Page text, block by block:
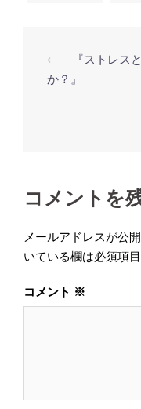
投
稿
シ
ョ
ン
⟵
『ストレス
か？』
コメントを
メールアドレスが公
いている欄は必須項
コメント ※